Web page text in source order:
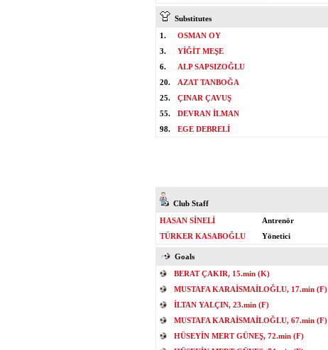
Substitutes
1.
OSMAN OY
3.
YİĞİT MEŞE
6.
ALP SAPSIZOĞLU
20.
AZAT TANBOĞA
25.
ÇINAR ÇAVUŞ
55.
DEVRAN İLMAN
98.
EGE DEBRELİ
Club Staff
HASAN SİNELİ
Antrenör
TÜRKER KASABOĞLU
Yönetici
Goals
BERAT ÇAKIR, 15.min (K)
MUSTAFA KARAİSMAİLOĞLU, 17.min (F)
İLTAN YALÇIN, 23.min (F)
MUSTAFA KARAİSMAİLOĞLU, 67.min (F)
HÜSEYİN MERT GÜNEŞ, 72.min (F)